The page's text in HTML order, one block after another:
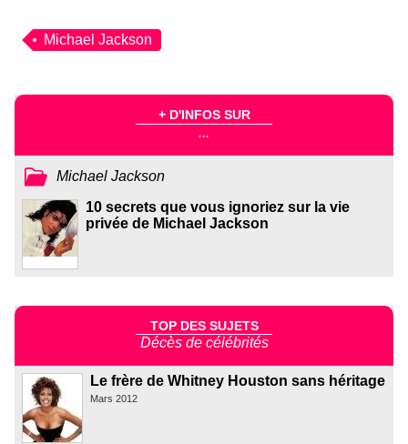
Michael Jackson
+ D'INFOS SUR
...
Michael Jackson
10 secrets que vous ignoriez sur la vie
privée de Michael Jackson
TOP DES SUJETS
Décès de célébrités
Le frère de Whitney Houston sans héritage
Mars 2012